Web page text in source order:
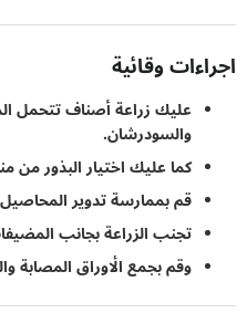
وقائية
عليك زراعة أصناف تتحمل المرض
والسودرشان.
كما عليك اختيار البذور من مناطق
قم بممارسة تدوير المحاصيل
تجنب الزراعة بجانب المضيفات
وقم بجمع الأوراق المصابة